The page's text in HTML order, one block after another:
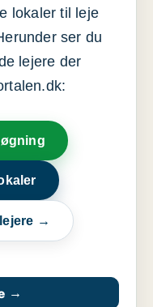
lokaler til leje
ser du
lejere der
→
→